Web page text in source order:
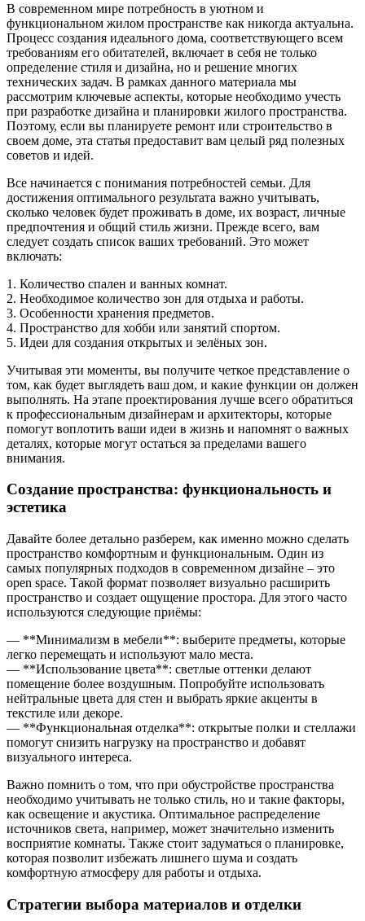
В современном мире потребность в уютном и
функциональном жилом пространстве как никогда актуальна.
Процесс создания идеального дома, соответствующего всем
требованиям его обитателей, включает в себя не только
определение стиля и дизайна, но и решение многих
технических задач. В рамках данного материала мы
рассмотрим ключевые аспекты, которые необходимо учесть
при разработке дизайна и планировки жилого пространства.
Поэтому, если вы планируете ремонт или строительство в
своем доме, эта статья предоставит вам целый ряд полезных
советов и идей.
Все начинается с понимания потребностей семьи. Для
достижения оптимального результата важно учитывать,
сколько человек будет проживать в доме, их возраст, личные
предпочтения и общий стиль жизни. Прежде всего, вам
следует создать список ваших требований. Это может
включать:
1. Количество спален и ванных комнат.
2. Необходимое количество зон для отдыха и работы.
3. Особенности хранения предметов.
4. Пространство для хобби или занятий спортом.
5. Идеи для создания открытых и зелёных зон.
Учитывая эти моменты, вы получите четкое представление о
том, как будет выглядеть ваш дом, и какие функции он должен
выполнять. На этапе проектирования лучше всего обратиться
к профессиональным дизайнерам и архитекторы, которые
помогут воплотить ваши идеи в жизнь и напомнят о важных
деталях, которые могут остаться за пределами вашего
внимания.
Создание пространства: функциональность и
эстетика
Давайте более детально разберем, как именно можно сделать
пространство комфортным и функциональным. Один из
самых популярных подходов в современном дизайне – это
open space. Такой формат позволяет визуально расширить
пространство и создает ощущение простора. Для этого часто
используются следующие приёмы:
— **Минимализм в мебели**: выберите предметы, которые
легко перемещать и используют мало места.
— **Использование цвета**: светлые оттенки делают
помещение более воздушным. Попробуйте использовать
нейтральные цвета для стен и выбрать яркие акценты в
текстиле или декоре.
— **Функциональная отделка**: открытые полки и стеллажи
помогут снизить нагрузку на пространство и добавят
визуального интереса.
Важно помнить о том, что при обустройстве пространства
необходимо учитывать не только стиль, но и такие факторы,
как освещение и акустика. Оптимальное распределение
источников света, например, может значительно изменить
восприятие комнаты. Также стоит задуматься о планировке,
которая позволит избежать лишнего шума и создать
комфортную атмосферу для работы и отдыха.
Стратегии выбора материалов и отделки